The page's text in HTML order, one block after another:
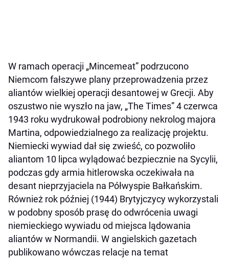
W ramach operacji „Mincemeat” podrzucono
Niemcom fałszywe plany przeprowadzenia przez
aliantów wielkiej operacji desantowej w Grecji. Aby
oszustwo nie wyszło na jaw, „The Times” 4 czerwca
1943 roku wydrukował podrobiony nekrolog majora
Martina, odpowiedzialnego za realizację projektu.
Niemiecki wywiad dał się zwieść, co pozwoliło
aliantom 10 lipca wylądować bezpiecznie na Sycylii,
podczas gdy armia hitlerowska oczekiwała na
desant nieprzyjaciela na Półwyspie Bałkańskim.
Również rok później (1944) Brytyjczycy wykorzystali
w podobny sposób prasę do odwrócenia uwagi
niemieckiego wywiadu od miejsca lądowania
aliantów w Normandii. W angielskich gazetach
publikowano wówczas relacje na temat